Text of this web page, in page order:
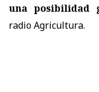
una posibilidad
radio Agricultura.